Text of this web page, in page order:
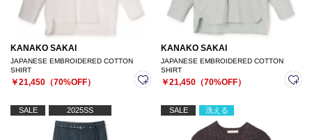
KANAKO SAKAI
JAPANESE EMBROIDERED COTTON
SHIRT
￥21,450（70%OFF）
KANAKO SAKAI
JAPANESE EMBROIDERED COTTON
SHIRT
￥21,450（70%OFF）
SALE 2025SS SALE 洗える